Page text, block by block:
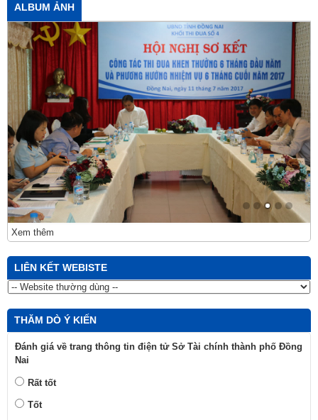
ALBUM ẢNH
Xem thêm
LIÊN KẾT WEBISTE
THĂM DÒ Ý KIẾN
Đánh giá về trang thông tin điện tử Sở Tài chính thành phố Đồng
Nai
Rất tốt
Tốt